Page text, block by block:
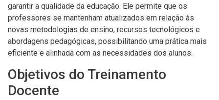
garantir a qualidade da educação. Ele permite que os
professores se mantenham atualizados em relação às
novas metodologias de ensino, recursos tecnológicos e
abordagens pedagógicas, possibilitando uma prática mais
eficiente e alinhada com as necessidades dos alunos.
Objetivos do Treinamento
Docente